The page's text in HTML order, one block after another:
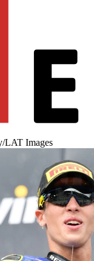
LAT Images